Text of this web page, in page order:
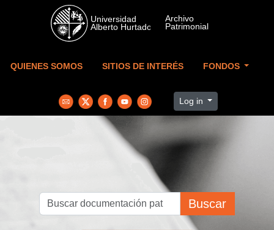
Skip to main content
QUIENES SOMOS SITIOS DE INTERÉS FONDOS
Log in
Buscar